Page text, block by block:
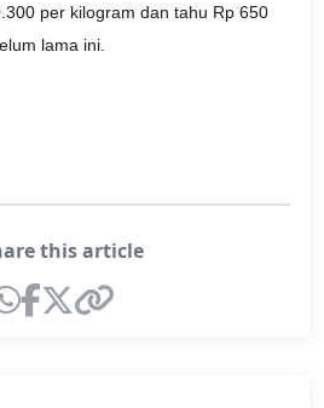
per kilogram dan tahu Rp 650
lama ini.
this article